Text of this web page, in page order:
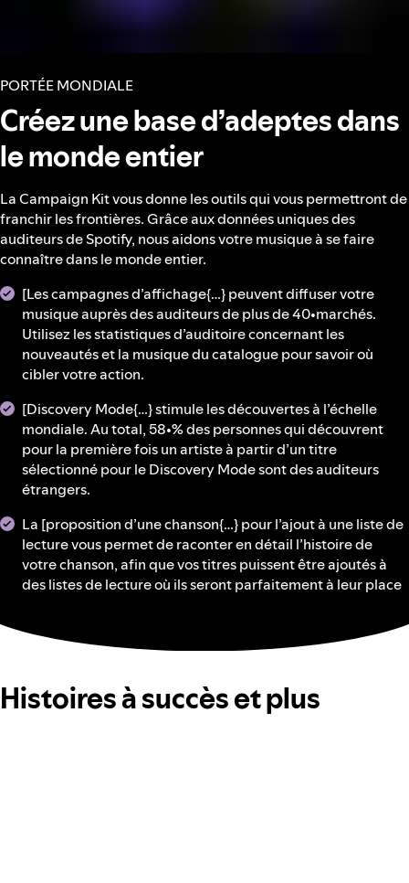
PORTÉE MONDIALE
Créez une base d’adeptes dans
le monde entier
La Campaign Kit vous donne les outils qui vous permettront de
franchir les frontières. Grâce aux données uniques des
auditeurs de Spotify, nous aidons votre musique à se faire
connaître dans le monde entier.
[Les campagnes d’affichage{…} peuvent diffuser votre
musique auprès des auditeurs de plus de 40•marchés.
Utilisez les statistiques d’auditoire concernant les
nouveautés et la musique du catalogue pour savoir où
cibler votre action.
[Discovery Mode{…} stimule les découvertes à l’échelle
mondiale. Au total, 58•% des personnes qui découvrent
pour la première fois un artiste à partir d’un titre
sélectionné pour le Discovery Mode sont des auditeurs
étrangers.
La [proposition d’une chanson{…} pour l’ajout à une liste de
lecture vous permet de raconter en détail l’histoire de
votre chanson, afin que vos titres puissent être ajoutés à
des listes de lecture où ils seront parfaitement à leur place
Histoires à succès et plus